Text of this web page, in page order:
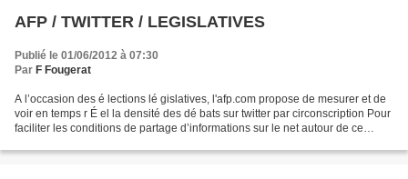
AFP / TWITTER / LEGISLATIVES
Publié le 01/06/2012 à 07:30
Par F Fougerat
A l’occasion des é lections lé gislatives, l'afp.com propose de mesurer et de
voir en temps r É el la densité des dé bats sur twitter par circonscription Pour
faciliter les conditions de partage d’informations sur le net autour de ce